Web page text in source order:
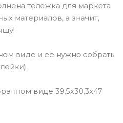
тележка для маркета
материалов, а значит,
виде и её нужно собрать
виде 39,5х30,3х47